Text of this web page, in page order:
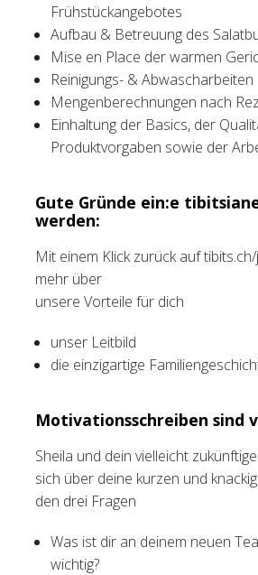
Frühstückangebotes
Aufbau & Betreuung des
Mise en Place der warmen
Reinigungs- & Abwascharbeiten
Mengenberechnungen nach
Einhaltung der Basics, der
Produktvorgaben sowie der
Gute Gründe ein:e
werden:
Mit einem Klick zurück auf
mehr über
unsere Vorteile für dich
unser Leitbild
die einzigartige
Motivationsschreiben sind
Sheila und dein vielleicht
sich über deine kurzen und
den drei Fragen
Was ist dir an deinem neuen
wichtig?